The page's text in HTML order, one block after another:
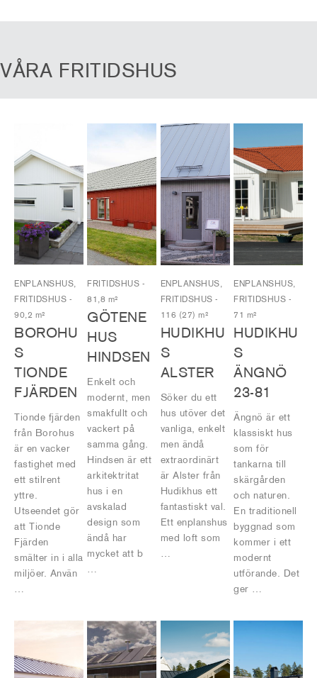
VÅRA FRITIDSHUS
ENPLANSHUS,
FRITIDSHUS -
90,2 m²
BOROHU
S
TIONDE
FJÄRDEN
Tionde fjärden
från Borohus
är en vacker
fastighet med
ett stilrent
yttre.
Utseendet gör
att Tionde
Fjärden
smälter in i alla
miljöer. Använ
…
FRITIDSHUS -
81,8 m²
GÖTENE
HUS
HINDSEN
Enkelt och
modernt, men
smakfullt och
vackert på
samma gång.
Hindsen är ett
arkitektritat
hus i en
avskalad
design som
ändå har
mycket att b
…
ENPLANSHUS,
FRITIDSHUS -
116 (27) m²
HUDIKHU
S
ALSTER
Söker du ett
hus utöver det
vanliga, enkelt
men ändå
extraordinärt
är Alster från
Hudikhus ett
fantastiskt val.
Ett enplanshus
med loft som
…
ENPLANSHUS,
FRITIDSHUS -
71 m²
HUDIKHU
S
ÄNGNÖ
23-81
Ängnö är ett
klassiskt hus
som för
tankarna till
skärgården
och naturen.
En traditionell
byggnad som
kommer i ett
modernt
utförande. Det
ger …